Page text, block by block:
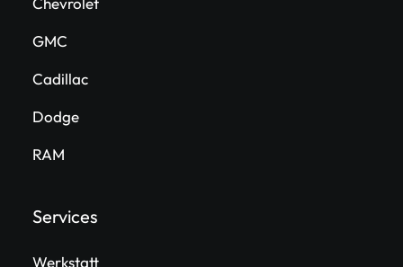
GMC
Cadillac
Dodge
RAM
Services
Werkstatt